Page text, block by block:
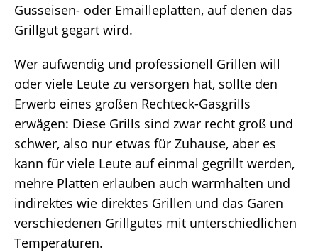
Gusseisen- oder Emailleplatten, auf denen das
Grillgut gegart wird.
Wer aufwendig und professionell Grillen will
oder viele Leute zu versorgen hat, sollte den
Erwerb eines großen Rechteck-Gasgrills
erwägen: Diese Grills sind zwar recht groß und
schwer, also nur etwas für Zuhause, aber es
kann für viele Leute auf einmal gegrillt werden,
mehre Platten erlauben auch warmhalten und
indirektes wie direktes Grillen und das Garen
verschiedenen Grillgutes mit unterschiedlichen
Temperaturen.